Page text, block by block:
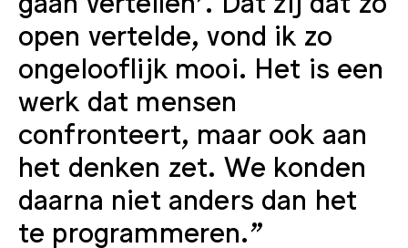
open vertelde, vond ik zo
ongelooflijk mooi. Het is een
werk dat mensen
confronteert, maar ook aan
het denken zet. We konden
daarna niet anders dan het
te programmeren.”